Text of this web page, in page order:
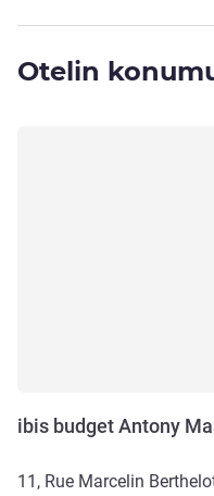
Otelin
ibis budget Antony
11, Rue Marcelin